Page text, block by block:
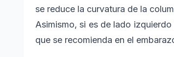
se reduce la curvatura de la
Asimismo, si es de lado
que se recomienda en el